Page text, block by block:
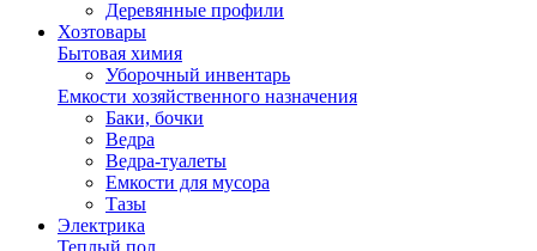
Деревянные профили
Хозтовары
Бытовая химия
Уборочный инвентарь
Емкости хозяйственного назначения
Баки, бочки
Ведра
Ведра-туалеты
Емкости для мусора
Тазы
Электрика
Теплый пол